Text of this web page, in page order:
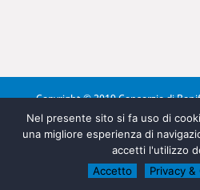
Copyright © 2019 Consorzio di
Europa Unita 141 - 33100 Udine
0432 275381 -
P.IVA 02829620307 -privacy &
Etec
Nel presente sito si fa uso di
una migliore esperienza di
accetti l'utilizzo
Accetto
Privacy &